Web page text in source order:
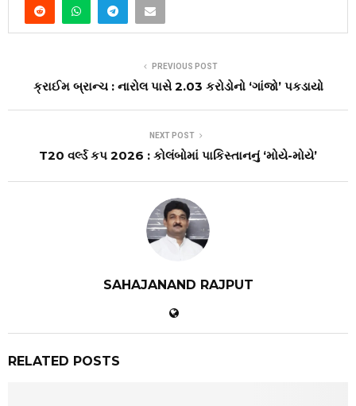
PREVIOUS POST
ક્રાઈમ બ્રાન્ચ : નારોલ પાસે 2.03 કરોડોનો ‘ગાંજો’ પકડાયો
NEXT POST
T20 વર્લ્ડ કપ 2026 : કોલંબોમાં પાકિસ્તાનનું ‘મોયે-મોયે’
SAHAJANAND RAJPUT
RELATED POSTS